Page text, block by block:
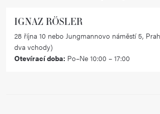
IGNAZ RÖSLER
28 října 10 nebo Jungmannovo náměstí 5,
dva vchody)
Otevírací doba: Po–Ne 10:00 – 17:00